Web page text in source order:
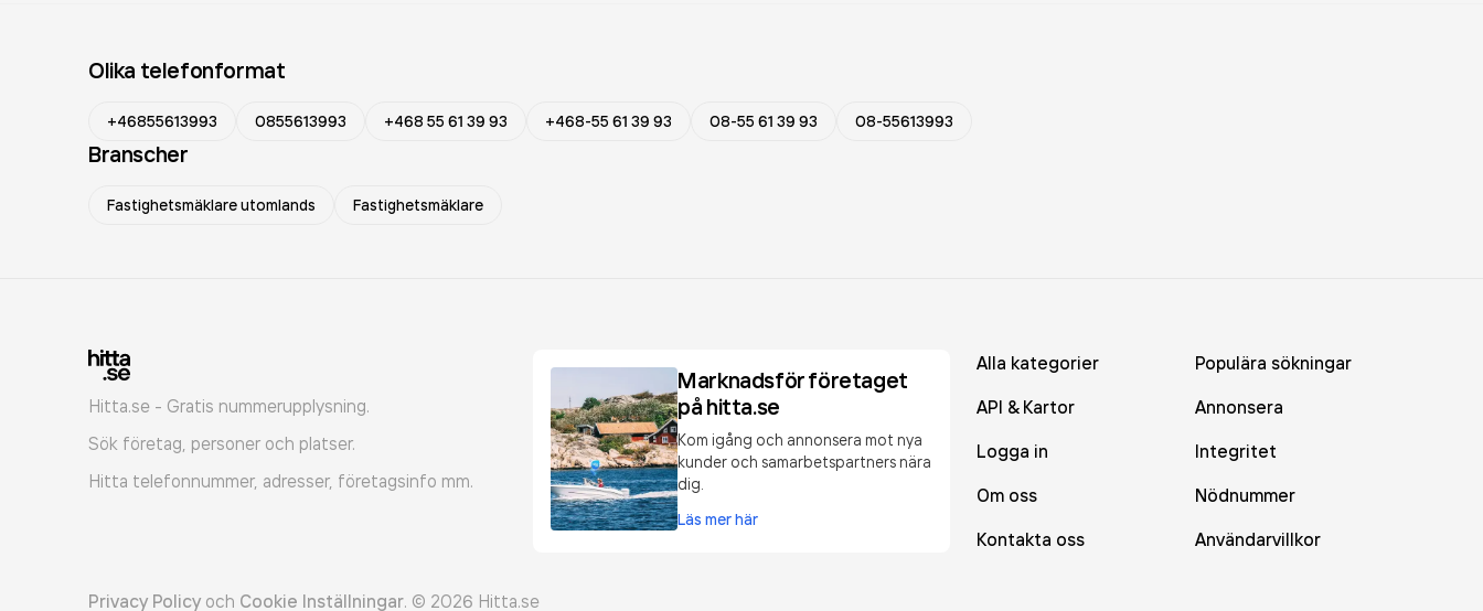
Olika telefonformat
+46855613993 0855613993 +468 55 61 39 93 +468-55 61 39 93 08-55 61 39 93 08-55613993
Branscher
Fastighetsmäklare utomlands Fastighetsmäklare
Hitta.se - Gratis nummerupplysning.
Sök företag, personer och platser.
Hitta telefonnummer, adresser, företagsinfo mm.
Marknadsför företaget
på hitta.se
Kom igång och annonsera mot nya
kunder och samarbetspartners nära
dig.
Läs mer här
Alla kategorier
Populära sökningar
API & Kartor
Annonsera
Logga in
Integritet
Om oss
Nödnummer
Kontakta oss
Användarvillkor
Privacy Policy och Cookie Inställningar. © 2026 Hitta.se